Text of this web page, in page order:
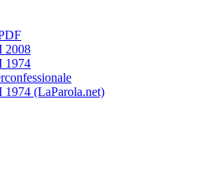
2008
1974
(LaParola.net)